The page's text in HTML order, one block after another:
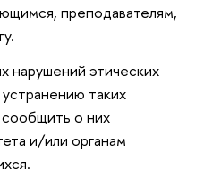
преподавателям,
нарушений этических
таких
о них
и/или органам